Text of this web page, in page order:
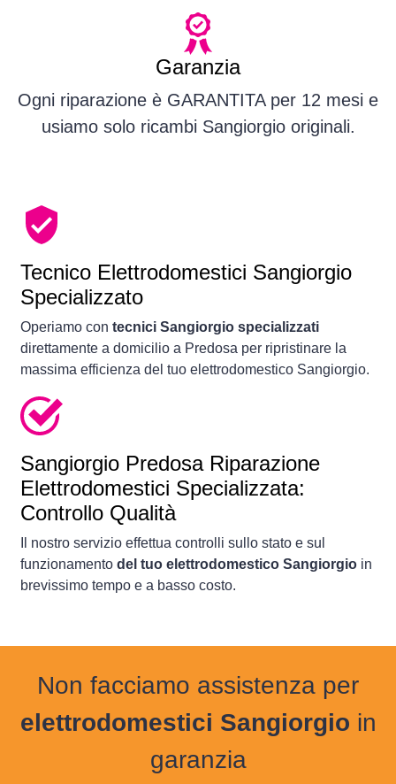
Garanzia
Ogni riparazione è GARANTITA per 12 mesi e
usiamo solo ricambi Sangiorgio originali.
Tecnico Elettrodomestici Sangiorgio
Specializzato
Operiamo con tecnici Sangiorgio specializzati
direttamente a domicilio a Predosa per ripristinare la
massima efficienza del tuo elettrodomestico Sangiorgio.
Sangiorgio Predosa Riparazione
Elettrodomestici Specializzata:
Controllo Qualità
Il nostro servizio effettua controlli sullo stato e sul
funzionamento del tuo elettrodomestico Sangiorgio in
brevissimo tempo e a basso costo.
Non facciamo assistenza per
elettrodomestici Sangiorgio in
garanzia